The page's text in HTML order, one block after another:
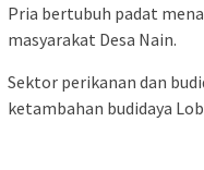
Pria bertubuh padat
masyarakat Desa Nain.
Sektor perikanan dan
ketambahan budidaya